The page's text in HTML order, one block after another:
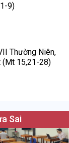
9)
Thường Niên,
(Mt 15,21-28)
Sai